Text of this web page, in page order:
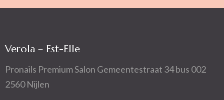
Verola – Est-Elle
Pronails Premium Salon Gemeentestraat 34 bus 002
2560 Nijlen